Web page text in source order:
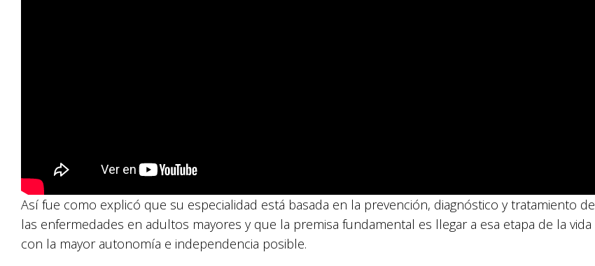
Así fue como explicó que su especialidad está basada en la prevención, diagnóstico y tratamiento de
las enfermedades en adultos mayores y que la premisa fundamental es llegar a esa etapa de la vida
con la mayor autonomía e independencia posible.